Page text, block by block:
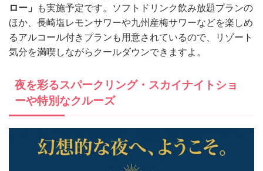
ロー」 も実施予定です。ソフトドリンク飲み放題プランの
ほか、長崎塩レモンサワーや九州産梅サワーなどを楽しめ
るアルコール付きプランも用意されているので、リゾート
気分を満喫しながらクールダウンできますよ。
夜を彩るスパークリング・スカイナイトショ
ーや特別なクルーズ